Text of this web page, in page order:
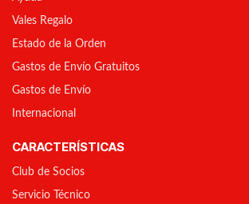
Vales Regalo
Estado de la Orden
Gastos de Envío Gratuitos
Gastos de Envío
Internacional
CARACTERÍSTICAS
Club de Socios
Servicio Técnico